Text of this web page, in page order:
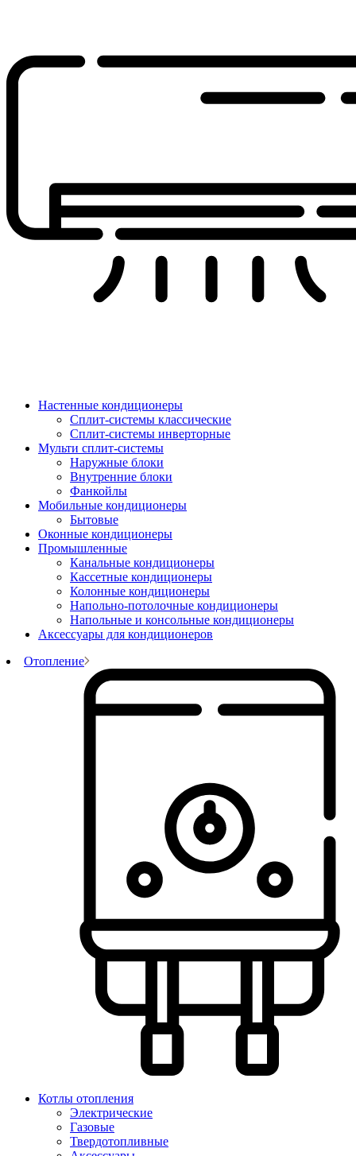
Настенные кондиционеры
Сплит-системы классические
Сплит-системы инверторные
Мульти сплит-системы
Наружные блоки
Внутренние блоки
Фанкойлы
Мобильные кондиционеры
Бытовые
Оконные кондиционеры
Промышленные
Канальные кондиционеры
Кассетные кондиционеры
Колонные кондиционеры
Напольно-потолочные кондиционеры
Напольные и консольные кондиционеры
Аксессуары для кондиционеров
Отопление
Котлы отопления
Электрические
Газовые
Твердотопливные